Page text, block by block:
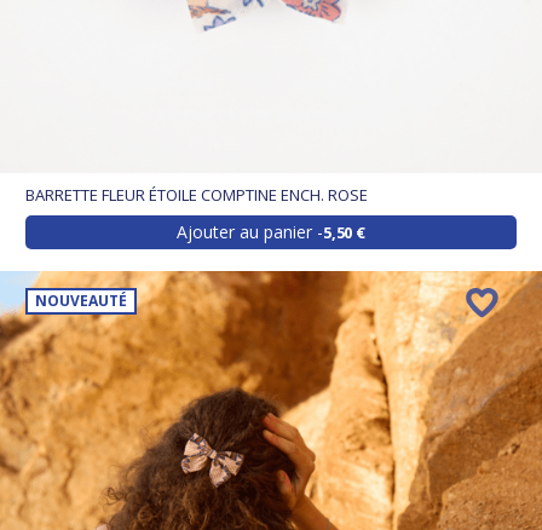
BARRETTE FLEUR ÉTOILE COMPTINE ENCH. ROSE
Ajouter au panier 5,50 €
NOUVEAUTÉ